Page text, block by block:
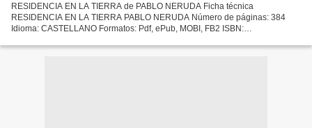
RESIDENCIA EN LA TIERRA de PABLO NERUDA Ficha técnica
RESIDENCIA EN LA TIERRA PABLO NERUDA Número de páginas: 384
Idioma: CASTELLANO Formatos: Pdf, ePub, MOBI, FB2 ISBN:
eBook gratis Descarga...